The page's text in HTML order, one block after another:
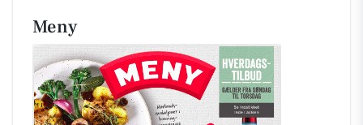
Meny